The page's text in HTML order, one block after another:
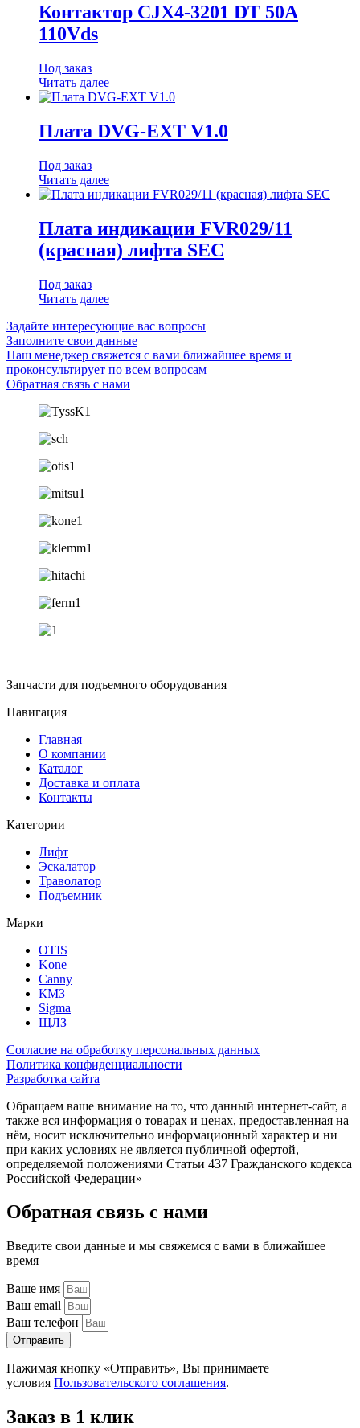
Контактор CJX4-3201 DT 50A
110Vds
Под заказ
Читать далее
Плата DVG-EXT V1.0
Под заказ
Читать далее
Плата индикации FVR029/11
(красная) лифта SEC
Под заказ
Читать далее
Задайте интересующие вас вопросы
Заполните свои данные
Наш менеджер свяжется с вами ближайшее время и
проконсультирует по всем вопросам
Обратная связь с нами
Запчасти для подъемного оборудования
Навигация
Главная
О компании
Каталог
Доставка и оплата
Контакты
Категории
Лифт
Эскалатор
Траволатор
Подъемник
Марки
OTIS
Kone
Canny
КМЗ
Sigma
ЩЛЗ
Согласие на обработку персональных данных
Политика конфиденциальности
Разработка сайта
Обращаем ваше внимание на то, что данный интернет-сайт, а
также вся информация о товарах и ценах, предоставленная на
нём, носит исключительно информационный характер и ни
при каких условиях не является публичной офертой,
определяемой положениями Статьи 437 Гражданского кодекса
Российской Федерации»
Обратная связь с нами
Введите свои данные и мы свяжемся с вами в ближайшее
время
Ваше имя
Ваш email
Ваш телефон
Отправить
Нажимая кнопку «Отправить», Вы принимаете
условия Пользовательского соглашения.
Заказ в 1 клик